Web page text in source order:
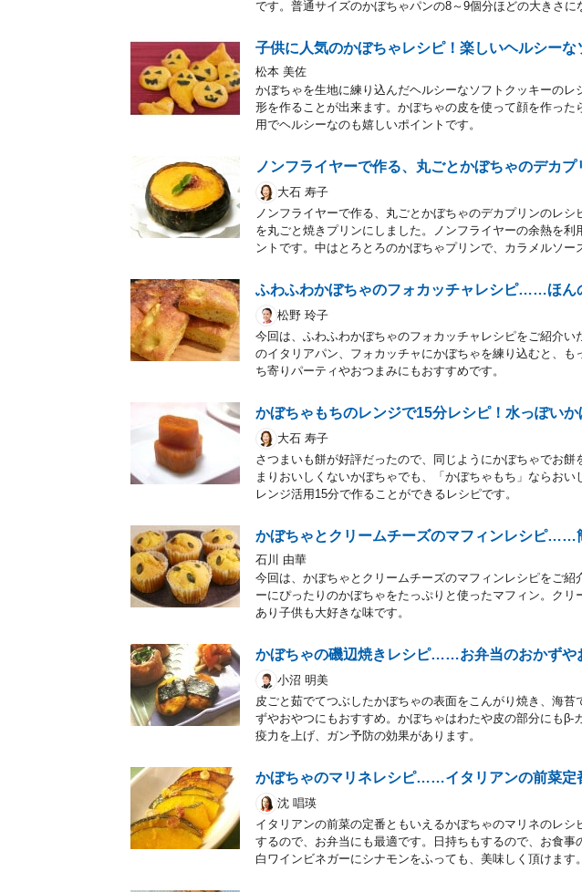
です。普通サイズのかぼちゃパンの8～9個分ほどの大きさに
子供に人気のかぼちゃレシピ！楽しいヘルシーな
松本 美佐
かぼちゃを生地に練り込んだヘルシーなソフトクッキーのレ
形を作ることが出来ます。かぼちゃの皮を使って顔を作った
用でヘルシーなのも嬉しいポイントです。
ノンフライヤーで作る、丸ごとかぼちゃのデカプ
大石 寿子
ノンフライヤーで作る、丸ごとかぼちゃのデカプリンのレ
を丸ごと焼きプリンにしました。ノンフライヤーの余熱を利
ントです。中はとろとろのかぼちゃプリンで、カラメルソー
ふわふわかぼちゃのフォカッチャレシピ……ほん
松野 玲子
今回は、ふわふわかぼちゃのフォカッチャレシピをご紹介い
のイタリアパン、フォカッチャにかぼちゃを練り込むと、
ち寄りパーティやおつまみにもおすすめです。
かぼちゃもちのレンジで15分レシピ！水っぽいか
大石 寿子
さつまいも餅が好評だったので、同じようにかぼちゃでお餅
まりおいしくないかぼちゃでも、「かぼちゃもち」ならお
レンジ活用15分で作ることができるレシピです。
かぼちゃとクリームチーズのマフィンレシピ……
石川 由華
今回は、かぼちゃとクリームチーズのマフィンレシピをご紹
ーにぴったりのかぼちゃをたっぷりと使ったマフィン。ク
あり子供も大好きな味です。
かぼちゃの磯辺焼きレシピ……お弁当のおかずや
小沼 明美
皮ごと茹でてつぶしたかぼちゃの表面をこんがり焼き、海
ずやおやつにもおすすめ。かぼちゃはわたや皮の部分にもβ-
疫力を上げ、ガン予防の効果があります。
かぼちゃのマリネレシピ……イタリアンの前菜定
沈 唱瑛
イタリアンの前菜の定番ともいえるかぼちゃのマリネのレシ
するので、お弁当にも最適です。日持ちもするので、お食事
白ワインビネガーにシナモンをふっても、美味しく頂けます。